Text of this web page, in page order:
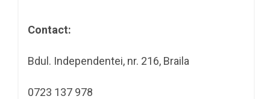
Contact:
Bdul. Independentei, nr. 216, Braila
0723 137 978